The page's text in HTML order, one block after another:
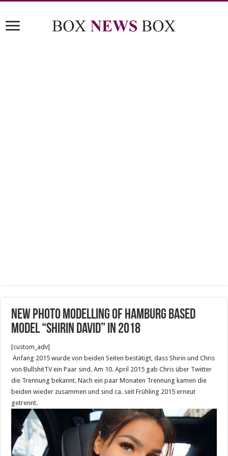
New Photo Modelling of Hamburg based
model “Shirin David” in 2018
[custom_adv]
Anfang 2015 wurde von beiden Seiten bestätigt, dass Shirin und Chris
von BullshitTV ein Paar sind. Am 10. April 2015 gab Chris über Twitter
die Trennung bekannt. Nach ein paar Monaten Trennung kamen die
beiden wieder zusammen und sind ca. seit Frühling 2015 erneut
getrennt.